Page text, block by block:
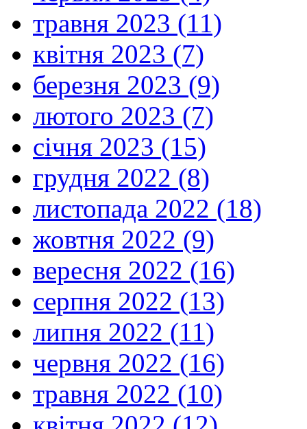
травня 2023 (11)
квітня 2023 (7)
березня 2023 (9)
лютого 2023 (7)
січня 2023 (15)
грудня 2022 (8)
листопада 2022 (18)
жовтня 2022 (9)
вересня 2022 (16)
серпня 2022 (13)
липня 2022 (11)
червня 2022 (16)
травня 2022 (10)